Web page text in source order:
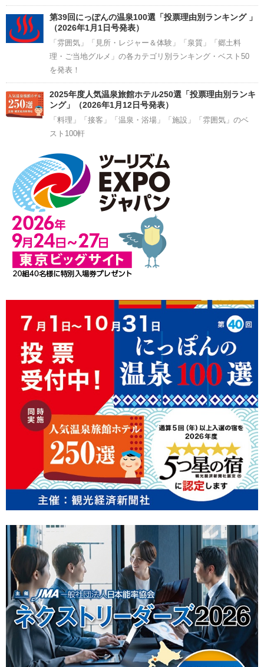
第39回にっぽんの温泉100選「投票理由別ランキング 」
（2026年1月1日号発表）
「雰囲気」「見所・レジャー＆体験」「泉質」「郷土料
理・ご当地グルメ」の各カテゴリ別ランキング・ベスト50
を発表！
2025年度人気温泉旅館ホテル250選「投票理由別ランキ
ング」（2026年1月12日号発表）
「料理」「接客」「温泉・浴場」「施設」「雰囲気」のベ
スト100軒